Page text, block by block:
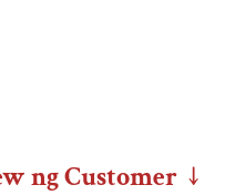
ng Customer ↓